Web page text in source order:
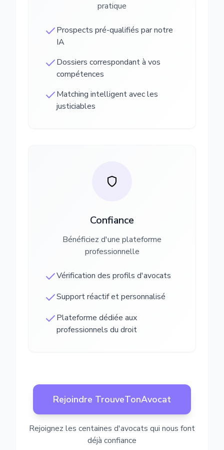
pratique
Prospects pré-qualifiés par notre
IA
Dossiers correspondant à vos
compétences
Matching intelligent avec les
justiciables
Confiance
Bénéficiez d'une plateforme
professionnelle
Vérification des profils d'avocats
Support réactif et personnalisé
Plateforme dédiée aux
professionnels du droit
Rejoindre TrouveTonAvocat
Rejoignez les centaines d'avocats qui nous font
déjà confiance